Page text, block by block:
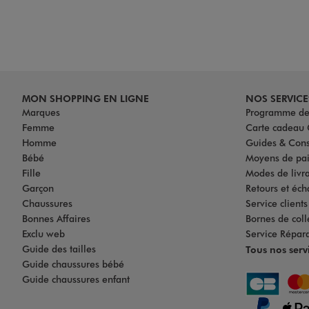
MON SHOPPING EN LIGNE
Marques
Femme
Homme
Bébé
Fille
Garçon
Chaussures
Bonnes Affaires
Exclu web
Guide des tailles
Guide chaussures bébé
Guide chaussures enfant
NOS
Programme
Carte cadeau
Guides &
Moyens de
Modes de
Retours et
Service
Bornes de
Service
Tous nos